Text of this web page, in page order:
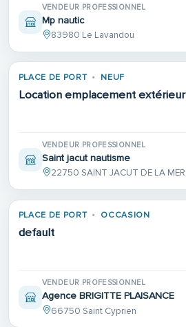
VENDEUR PROFESSIONNEL
Mp nautic
83980 Le Lavandou
PLACE DE PORT NEUF
Location emplacement extérieur
VENDEUR PROFESSIONNEL
Saint jacut nautisme
22750 SAINT JACUT DE LA MER
PLACE DE PORT OCCASION
default
VENDEUR PROFESSIONNEL
Agence BRIGITTE PLAISANCE
66750 Saint Cyprien